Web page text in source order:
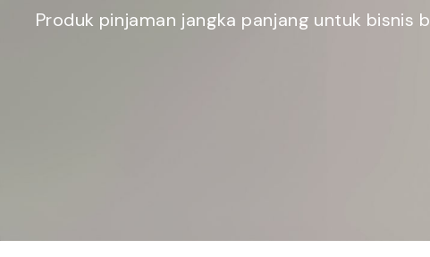
Produk pinjaman jangka panjang untuk bisnis